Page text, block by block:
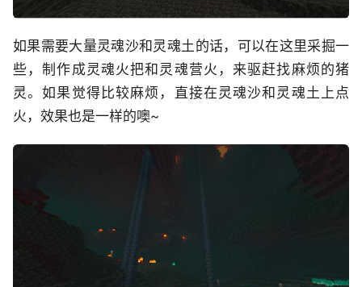
如果需要大量灵魂沙和灵魂土的话，可以在这里采掘一
些，制作成灵魂火把和灵魂营火，来驱赶找麻烦的猪
灵。如果觉得比较麻烦，直接在灵魂沙和灵魂土上点
火，效果也是一样的噢~